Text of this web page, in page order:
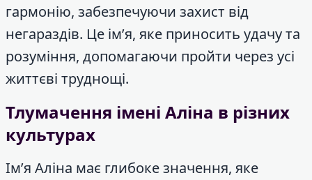
гармонію, забезпечуючи захист від
негараздів. Це ім’я, яке приносить удачу та
розуміння, допомагаючи пройти через усі
життєві труднощі.
Тлумачення імені Аліна в різних
культурах
Ім’я Аліна має глибоке значення, яке